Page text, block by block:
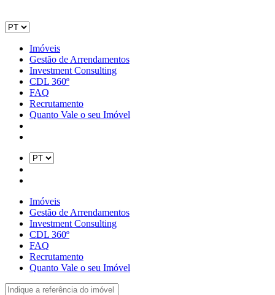
Imóveis
Gestão de Arrendamentos
Investment Consulting
CDL 360º
FAQ
Recrutamento
Quanto Vale o seu Imóvel
Imóveis
Gestão de Arrendamentos
Investment Consulting
CDL 360º
FAQ
Recrutamento
Quanto Vale o seu Imóvel